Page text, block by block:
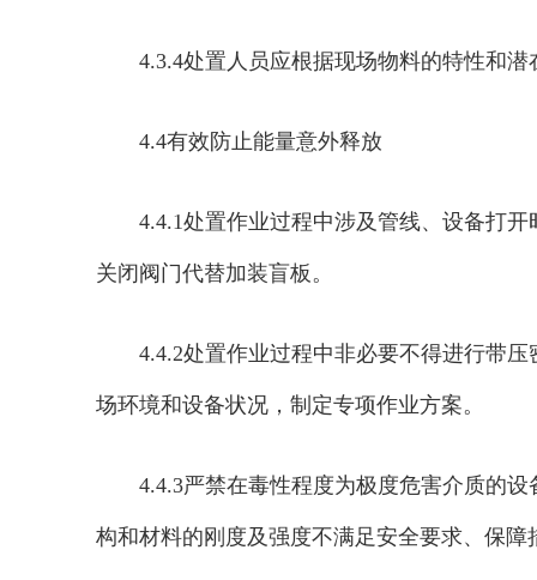
4.3.4处置人员应根据现场物料的特性和
4.4有效防止能量意外释放
4.4.1处置作业过程中涉及管线、设备打
关闭阀门代替加装盲板。
4.4.2处置作业过程中非必要不得进行带
场环境和设备状况，制定专项作业方案。
4.4.3严禁在毒性程度为极度危害介质的
构和材料的刚度及强度不满足安全要求、保